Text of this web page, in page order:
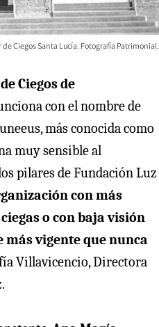
de Ciegos Santa Lucía. Fotografía Patrimonial.
Ciegos de
con el nombre de
más conocida como
muy sensible al
pilares de Fundación Luz
con más
o con baja visión
más vigente que nunca
Villavicencio, Directora